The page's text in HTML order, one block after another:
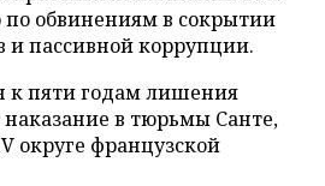
по обвинениям в сокрытии
и пассивной коррупции.
к пяти годам лишения
наказание в тюрьмы Санте,
округе французской